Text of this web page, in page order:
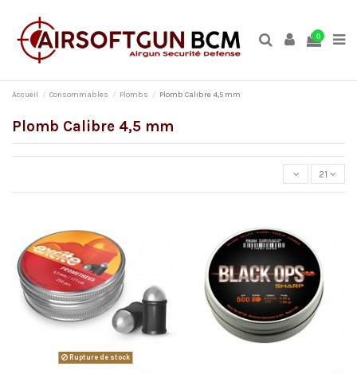
0
Accueil Consommables Plombs Plomb Calibre 4,5 mm
Plomb Calibre 4,5 mm
21
Rupture de stock